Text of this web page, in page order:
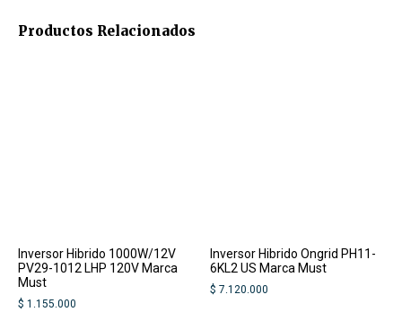
Productos Relacionados
Inversor Hibrido 1000W/12V
PV29-1012 LHP 120V Marca
Must
$ 1.155.000
Inversor Hibrido Ongrid PH11-
6KL2 US Marca Must
$ 7.120.000